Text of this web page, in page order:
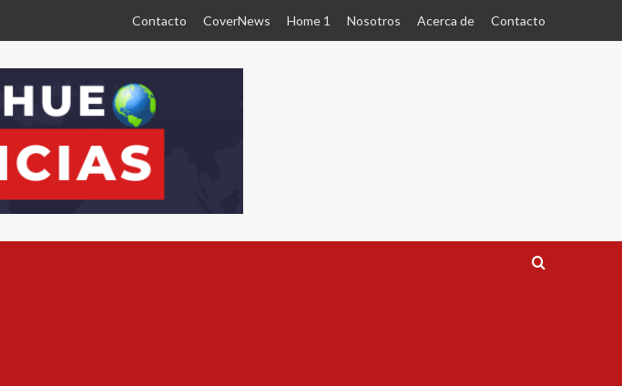
Contacto CoverNews Home 1 Nosotros Acerca de Contacto